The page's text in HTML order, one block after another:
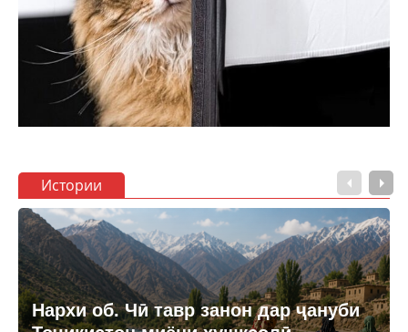
Истории
Нархи об. Чӣ тавр занон дар ҷануби